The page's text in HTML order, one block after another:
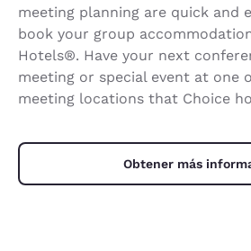
meeting planning are quick and
book your group
Hotels®. Have your next
meeting or special event at one
meeting locations that Choice
Obtener más